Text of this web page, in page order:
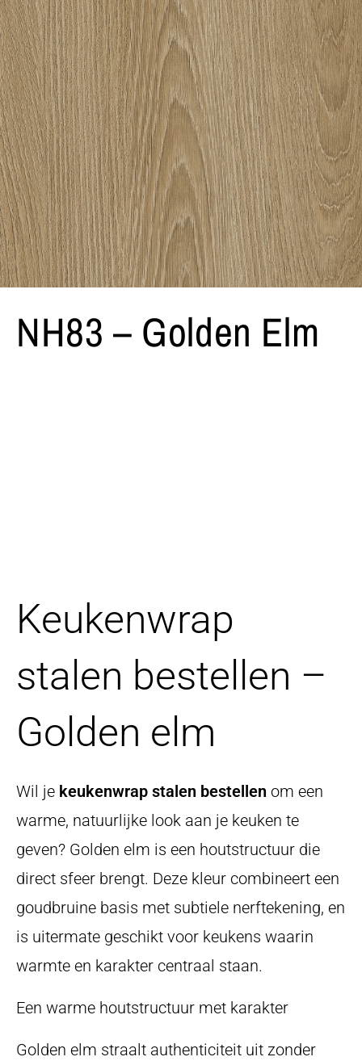
NH83 – Golden Elm
Keukenwrap
stalen bestellen –
Golden elm
Wil je keukenwrap stalen bestellen om een
warme, natuurlijke look aan je keuken te
geven? Golden elm is een houtstructuur die
direct sfeer brengt. Deze kleur combineert een
goudbruine basis met subtiele nerftekening, en
is uitermate geschikt voor keukens waarin
warmte en karakter centraal staan.
Een warme houtstructuur met karakter
Golden elm straalt authenticiteit uit zonder